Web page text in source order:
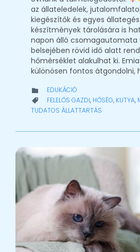
az állateledelek,
kiegészítők és egyes
készítmények tárolására is
napon álló csomagautomata
belsejében rövid idő alatt
hőmérséklet alakulhat ki.
különösen fontos átgondolni,
 CATEGORY
EDUKÁCIÓ
 CATEGORY
FELELŐS GAZDI, HŐSÉG, KUTYA,
TUDATOS ÁLLATTARTÁS